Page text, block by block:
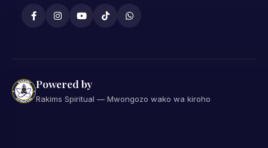
Powered by
Rakims Spiritual — Mwongozo wako wa kiroho